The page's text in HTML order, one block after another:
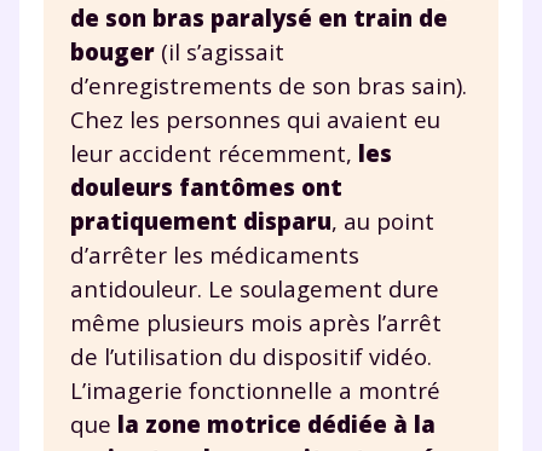
de son bras paralysé en train de
bouger (il s’agissait
d’enregistrements de son bras sain).
Chez les personnes qui avaient eu
leur accident récemment, les
douleurs fantômes ont
pratiquement disparu, au point
d’arrêter les médicaments
antidouleur. Le soulagement dure
même plusieurs mois après l’arrêt
de l’utilisation du dispositif vidéo.
L’imagerie fonctionnelle a montré
que la zone motrice dédiée à la